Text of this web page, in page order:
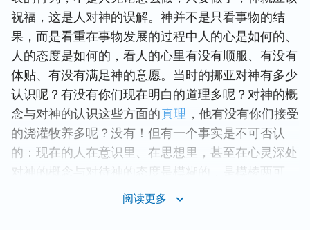
祝福，这是人对神的误解。神并不是只看事物的结
果，而是看重在事物发展的过程中人的心是如何的、
人的态度是如何的，看人的心里有没有顺服、有没有
体贴、有没有满足神的意愿。当时的挪亚对神有多少
认识呢？有没有你们现在明白的道理多呢？对神的概
念与对神的认识这些方面的真理 ，他有没有你们接受
的浇灌牧养多呢？没有！但有一个事实是不可否认
的：现在的人在意识里、在思想里，甚至在心灵深处
对神的概念与对待神的态度是模糊的，是模棱两可
的，甚至可以说，一部分人对神的存在是持否定态度
阅读更多